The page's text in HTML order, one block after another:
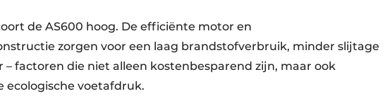
de AS600 hoog. De efficiënte motor en
zorgen voor een laag brandstofverbruik, minder slijtage
– factoren die niet alleen kostenbesparend zijn, maar ook
ecologische voetafdruk.